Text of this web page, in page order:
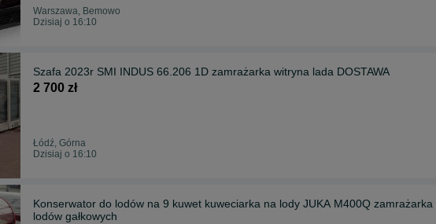
Warszawa, Bemowo
Dzisiaj o 16:10
Szafa 2023r SMI INDUS 66.206 1D zamrażarka witryna lada DOSTAWA
2 700 zł
Łódź, Górna
Dzisiaj o 16:10
Konserwator do lodów na 9 kuwet kuweciarka na lody JUKA M400Q zamrażarka
lodów gałkowych